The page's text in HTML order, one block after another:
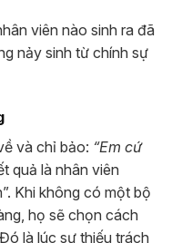
viên nào sinh ra đã
nảy sinh từ chính sự
và chỉ bảo: “Em cứ
quả là nhân viên
Khi không có một bộ
họ sẽ chọn cách
là lúc sự thiếu trách